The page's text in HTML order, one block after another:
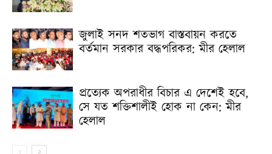
জুলাই সনদ শতভাগ বাস্তবায়ন করতে
বর্তমান সরকার বদ্ধপরিকর: মীর হেলাল
প্রত্যেক অপরাধীর বিচার এ দেশেই হবে,
সে যত শক্তিশালীই হোক না কেন: মীর
হেলাল